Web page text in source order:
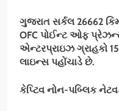
ગુજરાત સર્કલ 26662
OFC પોઈન્ટ ઓફ
એન્ટરપ્રાઇઝ ગ્રાહકો
લાઇન્સ પહોંચાડે છે.
કેપ્ટિવ નોન-પબ્લિક